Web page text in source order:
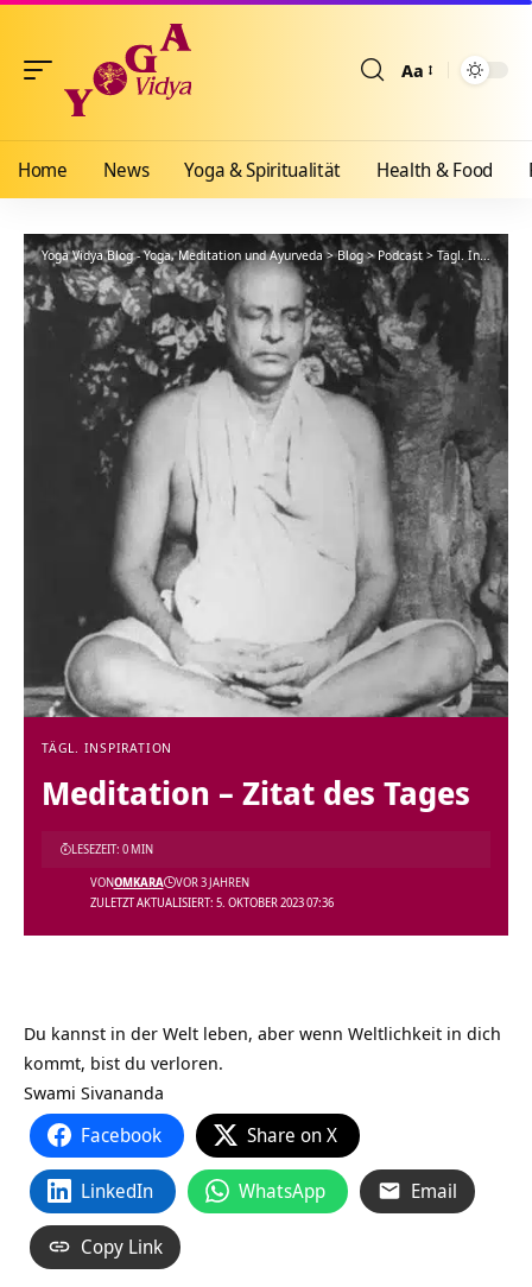
Aa
Home News Yoga & Spiritualität Health & Food
Yoga Vidya Blog - Yoga, Meditation und Ayurveda>Blog> Podcast> Tägl. Inspiration
TÄGL. INSPIRATION
Meditation – Zitat des Tages
ZULETZT AKTUALISIERT: 5. OKTOBER 2023 07:36
VONOMKARA VOR 3 JAHREN
LESEZEIT: 0 MIN
Du kannst in der Welt leben, aber wenn Weltlichkeit in dich
kommt, bist du verloren.
Swami Sivananda
Facebook Share on X
LinkedIn WhatsApp Email
Copy Link